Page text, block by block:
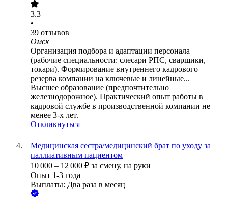
3.3
•
39 отзывов
Омск
Организация подбора и адаптации персонала
(рабочие специальности: слесари РПС, сварщики,
токари). Формирование внутреннего кадрового
резерва компании на ключевые и линейные...
Высшее образование (предпочтительно
железнодорожное). Практический опыт работы в
кадровой службе в производственной компании не
менее 3-х лет.
Откликнуться
Медицинская сестра/медицинский брат по уходу за
паллиативным пациентом
10 000 – 12 000 ₽ за смену, на руки
Опыт 1-3 года
Выплаты: Два раза в месяц